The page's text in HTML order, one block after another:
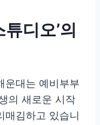
디오’의
운대는 예비부부
의 새로운 시작
매김하고 있습니